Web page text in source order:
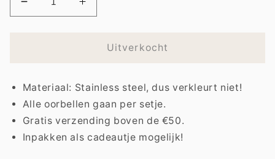
Aantal
verlagen
heart
Aantal
verhogen
Earring
heart
Uitverkocht
Materiaal: Stainless steel, dus verkleurt niet!
Alle oorbellen gaan per setje.
Gratis verzending boven de €50.
Inpakken als cadeautje mogelijk!